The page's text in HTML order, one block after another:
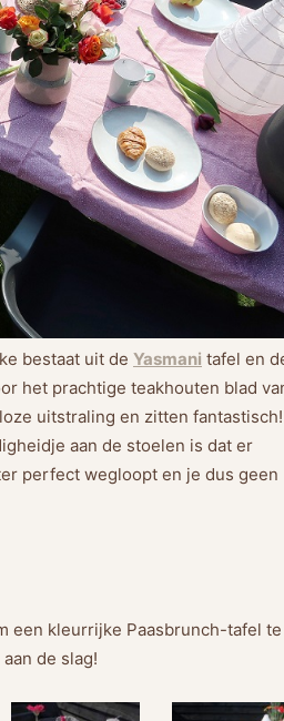
bestaat uit de Yasmani tafel en
het prachtige teakhouten blad
uitstraling en zitten fantastisch!
aan de stoelen is dat er
perfect wegloopt en je dus geen
een kleurrijke Paasbrunch-tafel te
de slag!